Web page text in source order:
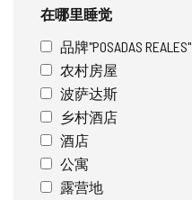
在哪里睡觉
品牌"POSADAS REALES"
农村房屋
波萨达斯
乡村酒店
酒店
公寓
露营地